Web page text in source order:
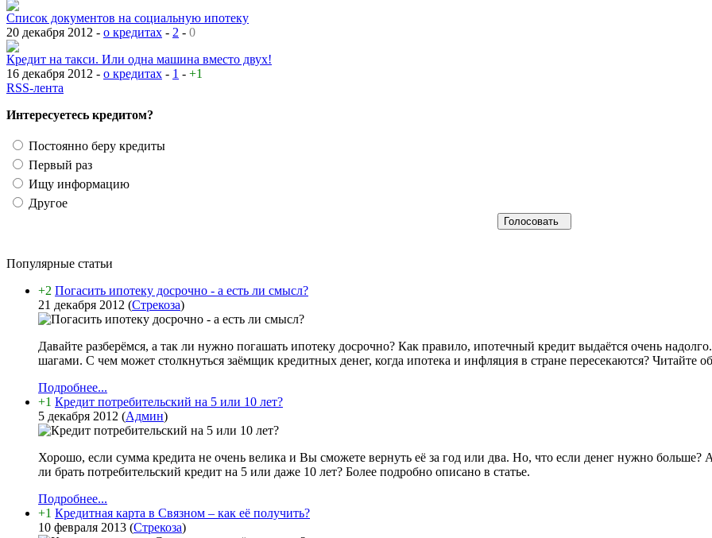
Список документов на социальную ипотеку
20 декабря 2012 - о кредитах - 2 - 0
Кредит на такси. Или одна машина вместо двух!
16 декабря 2012 - о кредитах - 1 - +1
RSS-лента
Интересуетесь кредитом?
Постоянно беру кредиты
Первый раз
Ищу информацию
Другое
Популярные статьи
+2 Погасить ипотеку досрочно - а есть ли смысл?
21 декабря 2012 (Стрекоза)
Давайте разберёмся, а так ли нужно погашать ипотеку досрочно? Как правило, ипотечный кредит выдаётся очень
шагами. С чем может столкнуться заёмщик кредитных денег, когда ипотека и инфляция в стране пересекаются? Читайте
Подробнее...
+1 Кредит потребительский на 5 или 10 лет?
5 декабря 2012 (Админ)
Хорошо, если сумма кредита не очень велика и Вы сможете вернуть её за год или два. Но, что если денег нужно
ли брать потребительский кредит на 5 или даже 10 лет? Более подробно описано в статье.
Подробнее...
+1 Кредитная карта в Связном – как её получить?
10 февраля 2013 (Стрекоза)